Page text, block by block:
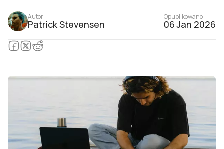
Autor
Patrick Stevensen
Opublikowano
06 Jan 2026